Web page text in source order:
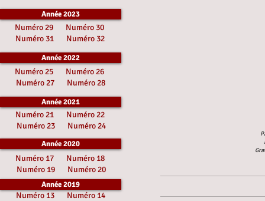
Année 2023
Numéro 29
Numéro 30
Numéro 31
Numéro 32
Année 2022
Numéro 25
Numéro 26
Numéro 27
Numéro 28
Année 2021
Numéro 21
Numéro 22
Numéro 23
Numéro 24
Année 2020
Numéro 17 Numéro 18
Numéro 19 Numéro 20
Année 2019
Numéro 13 Numéro 14